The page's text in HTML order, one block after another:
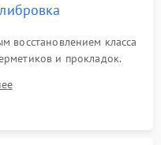
восстановлением класса
и прокладок.
по эталонному
измерения температур.